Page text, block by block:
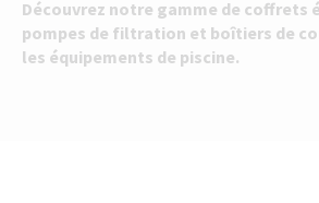
Découvrez notre gamme de coffrets
pompes de filtration et boîtiers de
les équipements de piscine.